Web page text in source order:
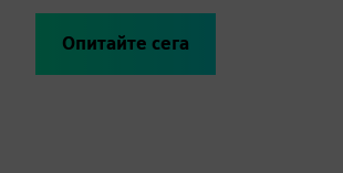
Опитайте сега